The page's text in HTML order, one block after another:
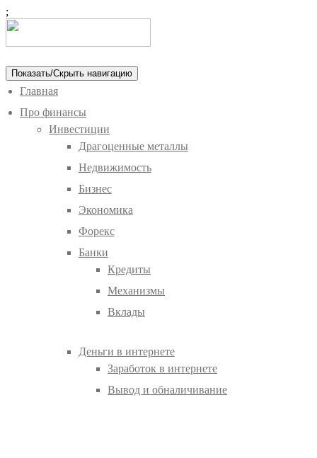
;
Показать/Скрыть навигацию
Главная
Про финансы
Инвестиции
Драгоценные металлы
Недвижимость
Бизнес
Экономика
Форекс
Банки
Кредиты
Механизмы
Вклады
Деньги в интернете
Заработок в интернете
Вывод и обналичивание